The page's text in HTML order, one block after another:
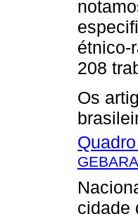
étnico-
208
Os
cidade